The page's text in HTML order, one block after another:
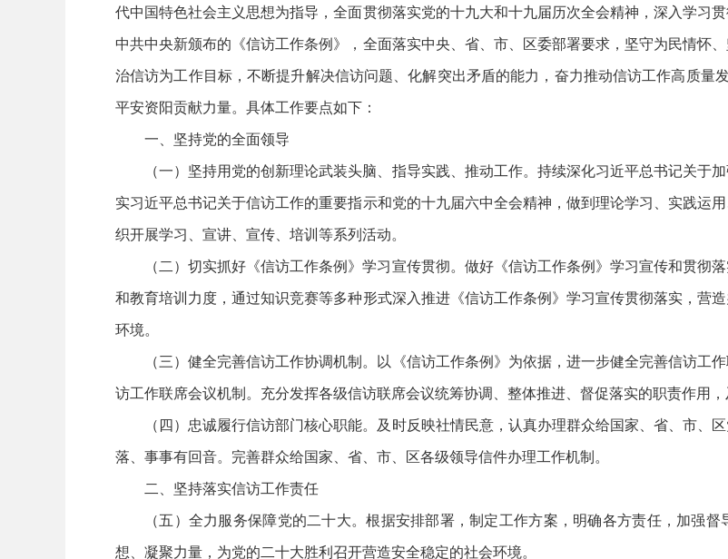
代中国特色社会主义思想为指导，全面贯彻落实党的十九大和十九届历次全会精神，深入学习
中共中央新颁布的《信访工作条例》，全面落实中央、省、市、区委部署要求，坚守为民情怀
治信访为工作目标，不断提升解决信访问题、化解突出矛盾的能力，奋力推动信访工作高质量
平安资阳贡献力量。具体工作要点如下：
一、坚持党的全面领导
（一）坚持用党的创新理论武装头脑、指导实践、推动工作。持续深化习近平总书记关于
实习近平总书记关于信访工作的重要指示和党的十九届六中全会精神，做到理论学习、实践运
织开展学习、宣讲、宣传、培训等系列活动。
（二）切实抓好《信访工作条例》学习宣传贯彻。做好《信访工作条例》学习宣传和贯
和教育培训力度，通过知识竞赛等多种形式深入推进《信访工作条例》学习宣传贯彻落实，营
环境。
（三）健全完善信访工作协调机制。以《信访工作条例》为依据，进一步健全完善信访
访工作联席会议机制。充分发挥各级信访联席会议统筹协调、整体推进、督促落实的职责作用，
（四）忠诚履行信访部门核心职能。及时反映社情民意，认真办理群众给国家、省、市
落、事事有回音。完善群众给国家、省、市、区各级领导信件办理工作机制。
二、坚持落实信访工作责任
（五）全力服务保障党的二十大。根据安排部署，制定工作方案，明确各方责任，加强
想、凝聚力量，为党的二十大胜利召开营造安全稳定的社会环境。